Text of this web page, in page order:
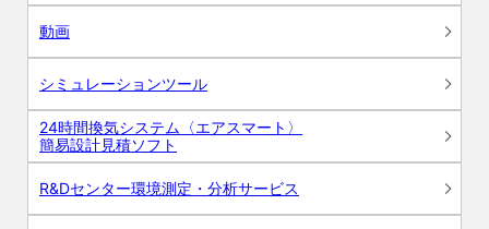
動画
シミュレーションツール
24時間換気システム〈エアスマート〉
簡易設計見積ソフト
R&Dセンター環境測定・分析サービス